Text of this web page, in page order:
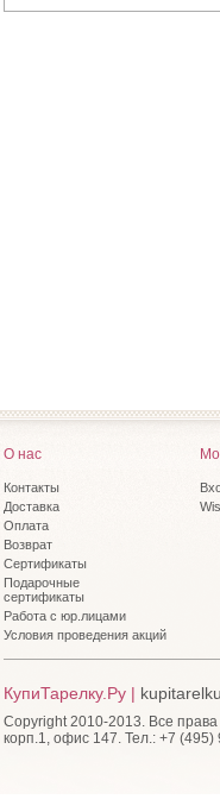
О нас
Контакты
Доставка
Оплата
Возврат
Сертификаты
Подарочные
сертификаты
Работа с юр.лицами
Условия проведения акций
КупиТарелку.Ру |
Copyright 2010-2013. Все
корп.1, офис 147. Тел.: +7